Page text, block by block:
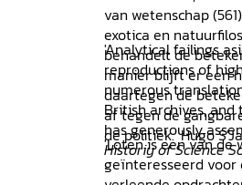
van wetenschap
exotica en
behandelt de
manier blijft er een
daartegen de
af tegen de
de politiek.' Hugo
'Analytical failings
reproductions of
numerous
British archives,
has generously
Historiy of Science
'Loten is een van de
geïnteresseerd voor